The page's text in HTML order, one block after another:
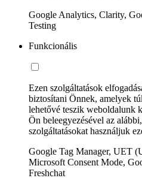
Google Analytics, Clarity,
Testing
Funkcionális
Ezen szolgáltatások
biztosítani Önnek, amelyek
lehetővé teszik weboldalunk
Ön beleegyezésével az
szolgáltatásokat használjuk
Google Tag Manager, UET
Microsoft Consent Mode,
Freshchat